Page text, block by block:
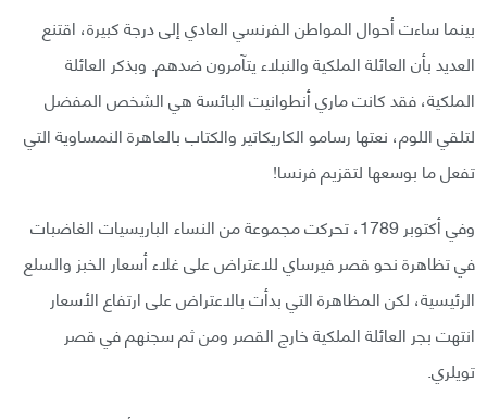
بينما ساءت أحوال المواطن الفرنسي العادي إلى درجة كبيرة، اقتنع
العديد بأن العائلة الملكية والنبلاء يتآمرون ضدهم. وبذكر العائلة
الملكية، فقد كانت ماري أنطوانيت البائسة هي الشخص المفضل
لتلقي اللوم، نعتها رسامو الكاريكاتير والكتاب بالعاهرة النمساوية التي
تفعل ما بوسعها لتقزيم فرنسا!
وفي أكتوبر 1789، تحركت مجموعة من النساء الباريسيات الغاضبات
في تظاهرة نحو قصر فيرساي للاعتراض على غلاء أسعار الخبز والسلع
الرئيسية، لكن المظاهرة التي بدأت بالاعتراض على ارتفاع الأسعار
انتهت بجر العائلة الملكية خارج القصر ومن ثم سجنهم في قصر
تويلري.